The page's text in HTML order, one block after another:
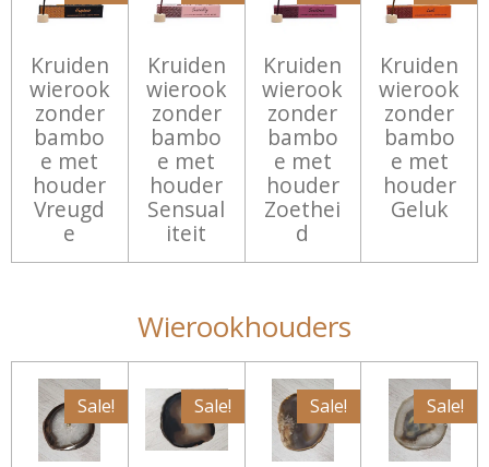
Kruiden
wierook
zonder
bambo
e met
houder
Vreugd
e
Kruiden
wierook
zonder
bambo
e met
houder
Sensual
iteit
Kruiden
wierook
zonder
bambo
e met
houder
Zoethei
d
Kruiden
wierook
zonder
bambo
e met
houder
Geluk
Wierookhouders
Sale! Sale! Sale! Sale!